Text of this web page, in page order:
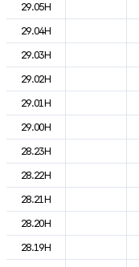
29.05H
29.04H
29.03H
29.02H
29.01H
29.00H
28.23H
28.22H
28.21H
28.20H
28.19H